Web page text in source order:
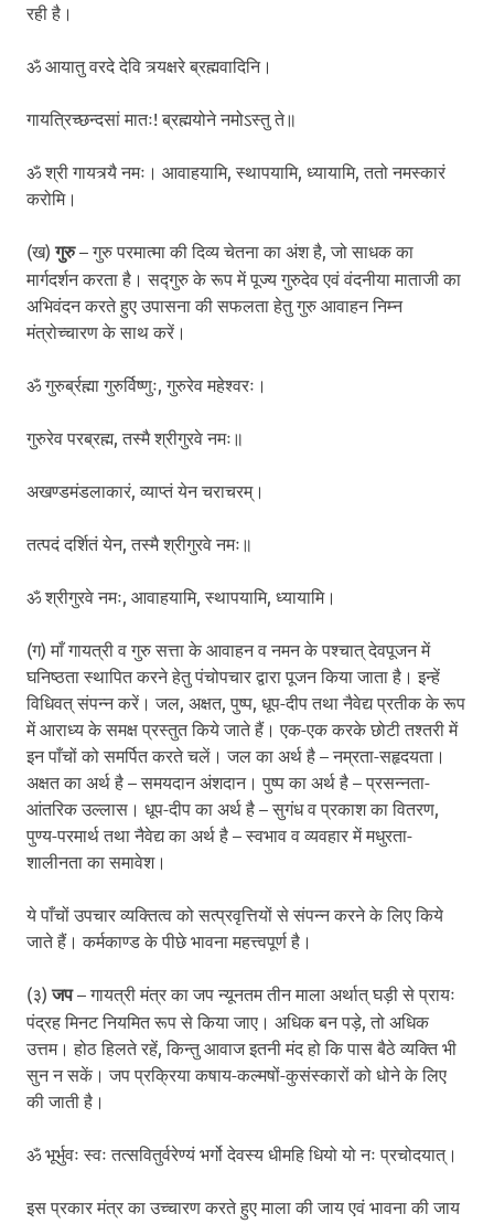
रही है।
ॐ आयातु वरदे देवि त्र्यक्षरे ब्रह्मवादिनि।
गायत्रिच्छन्दसां मातः! ब्रह्मयोने नमोऽस्तु ते॥
ॐ श्री गायत्र्यै नमः। आवाहयामि, स्थापयामि, ध्यायामि, ततो नमस्कारं
करोमि।
(ख)गुरु– गुरु परमात्मा की दिव्य चेतना का अंश है, जो साधक का
मार्गदर्शन करता है। सद्गुरु के रूप में पूज्य गुरुदेव एवं वंदनीया माताजी का
अभिवंदन करते हुए उपासना की सफलता हेतु गुरु आवाहन निम्न
मंत्रोच्चारण के साथ करें।
ॐ गुरुर्ब्रह्मा गुरुर्विष्णुः, गुरुरेव महेश्वरः।
गुरुरेव परब्रह्म, तस्मै श्रीगुरवे नमः॥
अखण्डमंडलाकारं, व्याप्तं येन चराचरम्।
तत्पदं दर्शितं येन, तस्मै श्रीगुरवे नमः॥
ॐ श्रीगुरवे नमः, आवाहयामि, स्थापयामि, ध्यायामि।
(ग) माँ गायत्री व गुरु सत्ता के आवाहन व नमन के पश्चात् देवपूजन में
घनिष्ठता स्थापित करने हेतु पंचोपचार द्वारा पूजन किया जाता है। इन्हें
विधिवत् संपन्न करें। जल, अक्षत, पुष्प, धूप-दीप तथा नैवेद्य प्रतीक के रूप
में आराध्य के समक्ष प्रस्तुत किये जाते हैं। एक-एक करके छोटी तश्तरी में
इन पाँचों को समर्पित करते चलें। जल का अर्थ है – नम्रता-सहृदयता।
अक्षत का अर्थ है – समयदान अंशदान। पुष्प का अर्थ है – प्रसन्नता-
आंतरिक उल्लास। धूप-दीप का अर्थ है – सुगंध व प्रकाश का वितरण,
पुण्य-परमार्थ तथा नैवेद्य का अर्थ है – स्वभाव व व्यवहार में मधुरता-
शालीनता का समावेश।
ये पाँचों उपचार व्यक्तित्व को सत्प्रवृत्तियों से संपन्न करने के लिए किये
जाते हैं। कर्मकाण्ड के पीछे भावना महत्त्वपूर्ण है।
(३)जप– गायत्री मंत्र का जप न्यूनतम तीन माला अर्थात् घड़ी से प्रायः
पंद्रह मिनट नियमित रूप से किया जाए। अधिक बन पड़े, तो अधिक
उत्तम। होठ हिलते रहें, किन्तु आवाज इतनी मंद हो कि पास बैठे व्यक्ति भी
सुन न सकें। जप प्रक्रिया कषाय-कल्मषों-कुसंस्कारों को धोने के लिए
की जाती है।
ॐ भूर्भुवः स्वः तत्सवितुर्वरेण्यं भर्गो देवस्य धीमहि धियो यो नः प्रचोदयात्।
इस प्रकार मंत्र का उच्चारण करते हुए माला की जाय एवं भावना की जाय